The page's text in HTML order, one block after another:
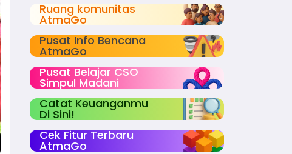
Ruang komunitas
AtmaGo
Pusat Info Bencana
AtmaGo
Pusat Belajar CSO
Simpul Madani
Catat Keuanganmu
Di Sini!
Cek Fitur Terbaru
AtmaGo